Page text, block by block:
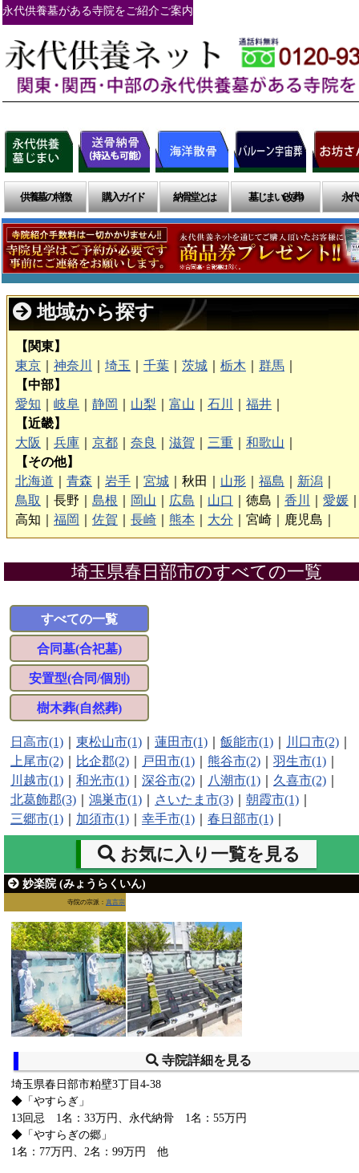
永代供養墓がある寺院をご紹介ご案内
供養墓の特徴 購入ガイド 納骨堂とは 墓じまい(改葬) 永
地域から探す
【関東】
東京
神奈川 埼玉 千葉 茨城 栃木 群馬
【中部】
愛知
岐阜 静岡 山梨 富山 石川 福井
【近畿】
大阪
兵庫 京都 奈良 滋賀 三重 和歌山
【その他】
北海道
青森 岩手 宮城 秋田｜ 山形 福島 新潟
鳥取
長野｜ 島根 岡山 広島 山口 徳島｜ 香川 愛媛
高知｜ 福岡 佐賀 長崎 熊本 大分 宮崎｜ 鹿児島｜
埼玉県春日部市のすべての一覧
すべての一覧
合同墓(合祀墓)
安置型(合同/個別)
樹木葬(自然葬)
日高市(1) 東松山市(1) 蓮田市(1) 飯能市(1) 川口市(2)
上尾市(2)
比企郡(2) 戸田市(1) 熊谷市(2) 羽生市(1)
川越市(1)
和光市(1) 深谷市(2) 八潮市(1) 久喜市(2)
北葛飾郡(3)
鴻巣市(1) さいたま市(3) 朝霞市(1)
三郷市(1)
加須市(1) 幸手市(1) 春日部市(1)
お気に入り一覧を見る
妙楽院 (みょうらくいん)
寺院の宗派： 真言宗
寺院詳細を見る
埼玉県春日部市粕壁3丁目4-38
◆「やすらぎ」
13回忌 1名：33万円、永代納骨 1名：55万円
◆「やすらぎの郷」
1名：77万円、2名：99万円 他